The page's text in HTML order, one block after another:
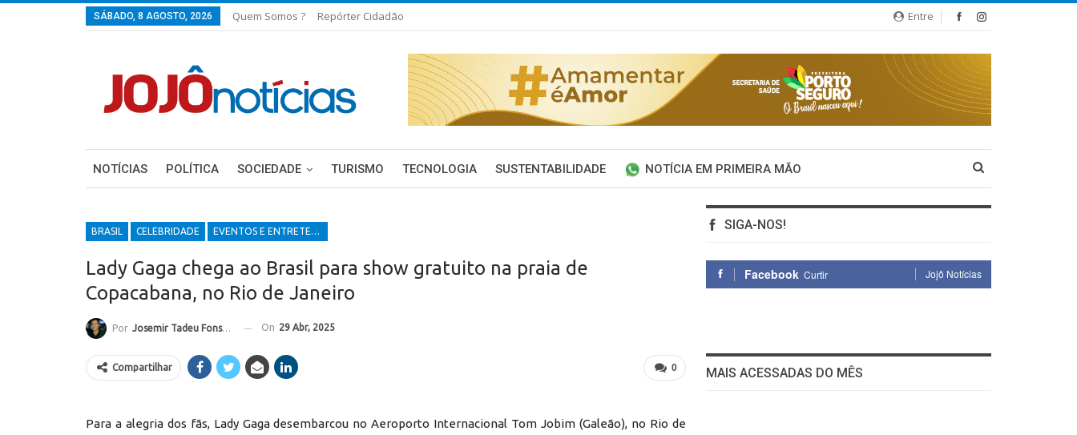
Entre
SÁBADO, 8 AGOSTO, 2026 Quem Somos ? Repórter Cidadão
NOTÍCIAS POLÍTICA SOCIEDADE TURISMO TECNOLOGIA SUSTENTABILIDADE NOTÍCIA EM PRIMEIRA MÃO
BRASIL CELEBRIDADE EVENTOS E ENTRETENIMENTOS
Lady Gaga chega ao Brasil para show gratuito na praia de
Copacabana, no Rio de Janeiro
Por Josemir Tadeu Fonseca On 29 Abr, 2025
0
Compartilhar
Para a alegria dos fãs, Lady Gaga desembarcou no Aeroporto Internacional Tom Jobim (Galeão), no Rio de
SIGA-NOS!
Facebook Curtir Jojô Notícias
MAIS ACESSADAS DO MÊS